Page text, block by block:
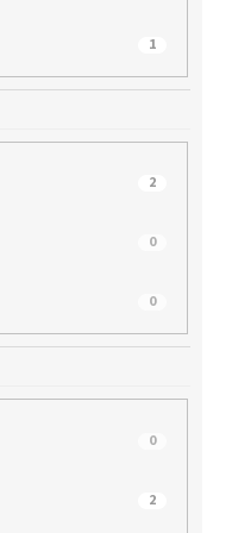
1
2
0
0
0
2